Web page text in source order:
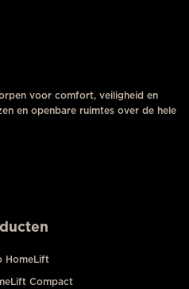
voor comfort, veiligheid en
en openbare ruimtes over de hele
HomeLift
Compact